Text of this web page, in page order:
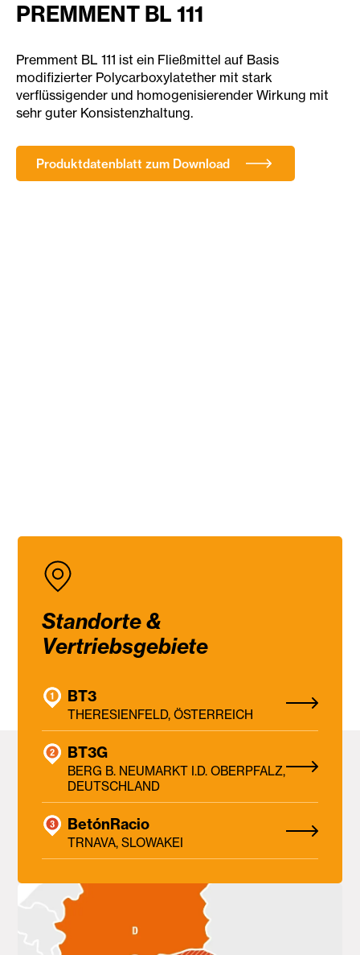
PREMMENT BL 111
Premment BL 111 ist ein Fließmittel auf Basis
modifizierter Polycarboxylatether mit stark
verflüssigender und homogenisierender Wirkung mit
sehr guter Konsistenzhaltung.
Produktdatenblatt zum Download
Standorte &
Vertriebsgebiete
BT3
THERESIENFELD, ÖSTERREICH
BT3G
BERG B. NEUMARKT I.D. OBERPFALZ,
DEUTSCHLAND
BetónRacio
TRNAVA, SLOWAKEI